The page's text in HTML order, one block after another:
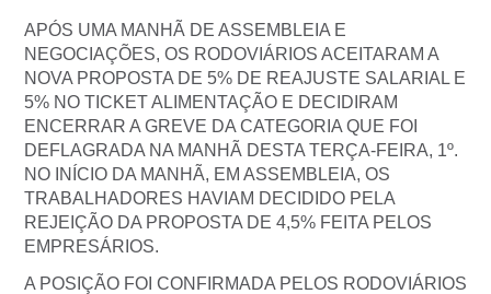
APÓS UMA MANHÃ DE ASSEMBLEIA E
NEGOCIAÇÕES, OS RODOVIÁRIOS ACEITARAM A
NOVA PROPOSTA DE 5% DE REAJUSTE SALARIAL E
5% NO TICKET ALIMENTAÇÃO E DECIDIRAM
ENCERRAR A GREVE DA CATEGORIA QUE FOI
DEFLAGRADA NA MANHÃ DESTA TERÇA-FEIRA, 1º.
NO INÍCIO DA MANHÃ, EM ASSEMBLEIA, OS
TRABALHADORES HAVIAM DECIDIDO PELA
REJEIÇÃO DA PROPOSTA DE 4,5% FEITA PELOS
EMPRESÁRIOS.
A POSIÇÃO FOI CONFIRMADA PELOS RODOVIÁRIOS